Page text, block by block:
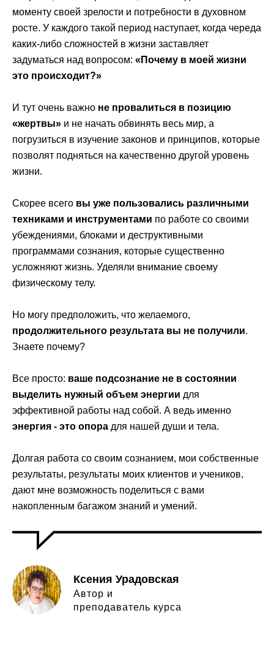
моменту своей зрелости и потребности в духовном
росте. У каждого такой период наступает, когда череда
каких-либо сложностей в жизни заставляет
задуматься над вопросом: «Почему в моей жизни
это происходит?»
И тут очень важно не провалиться в позицию
«жертвы» и не начать обвинять весь мир, а
погрузиться в изучение законов и принципов, которые
позволят подняться на качественно другой уровень
жизни.
Скорее всего вы уже пользовались различными
техниками и инструментами по работе со своими
убеждениями, блоками и деструктивными
программами сознания, которые существенно
усложняют жизнь. Уделяли внимание своему
физическому телу.
Но могу предположить, что желаемого,
продолжительного результата вы не получили.
Знаете почему?
Все просто: ваше подсознание не в состоянии
выделить нужный объем энергии для
эффективной работы над собой. А ведь именно
энергия - это опора для нашей души и тела.
Долгая работа со своим сознанием, мои собственные
результаты, результаты моих клиентов и учеников,
дают мне возможность поделиться с вами
накопленным багажом знаний и умений.
Ксения Урадовская
Автор и
преподаватель курса